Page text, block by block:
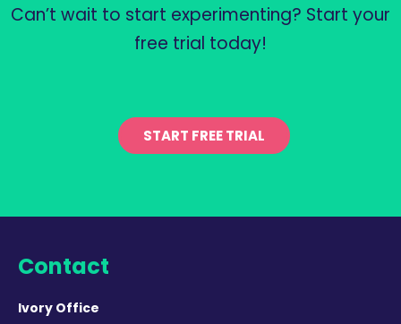
Can’t wait to start experimenting? Start your
free trial today!
START FREE TRIAL
Contact
Ivory Office